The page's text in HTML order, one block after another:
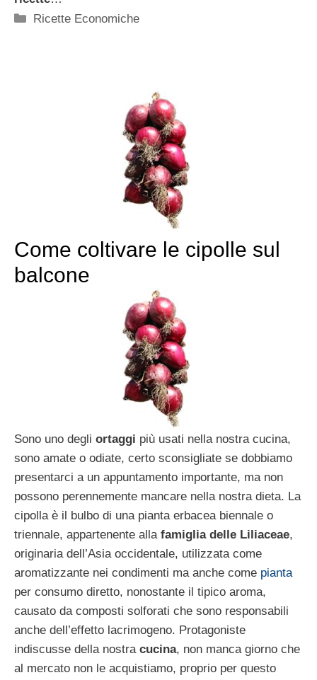
Categorie
Ricette Economiche
Come coltivare le cipolle sul
balcone
Sono uno degli ortaggi più usati nella nostra cucina,
sono amate o odiate, certo sconsigliate se dobbiamo
presentarci a un appuntamento importante, ma non
possono perennemente mancare nella nostra dieta. La
cipolla è il bulbo di una pianta erbacea biennale o
triennale, appartenente alla famiglia delle Liliaceae,
originaria dell’Asia occidentale, utilizzata come
aromatizzante nei condimenti ma anche come pianta
per consumo diretto, nonostante il tipico aroma,
causato da composti solforati che sono responsabili
anche dell’effetto lacrimogeno. Protagoniste
indiscusse della nostra cucina, non manca giorno che
al mercato non le acquistiamo, proprio per questo